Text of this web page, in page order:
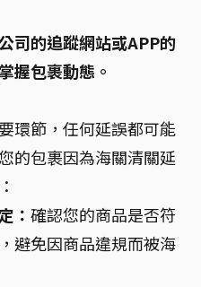
司的追蹤網站或APP的
握包裹動態。
環節，任何延誤都可能
的包裹因為海關清關延
： 確認您的商品是否符
避免因商品違規而被海